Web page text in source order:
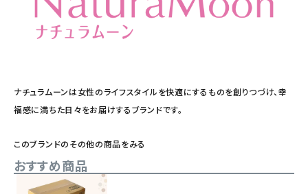
ナチュラムーンは女性のライフスタイルを快適にするものを創りつづけ、幸
福感に満ちた日々をお届けするブランドです。
このブランドのその他の商品をみる
おすすめ商品